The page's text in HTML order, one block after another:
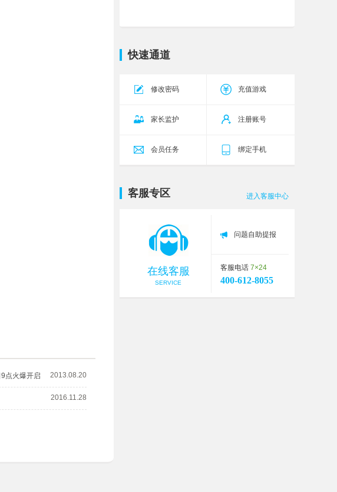
点火爆开启 2013.08.20
2016.11.28
快速通道
修改密码 充值游戏
家长监护 注册账号
会员任务 绑定手机
进入客服中心
客服专区
在线客服
SERVICE
问题自助提报
客服电话 7×24
400-612-8055